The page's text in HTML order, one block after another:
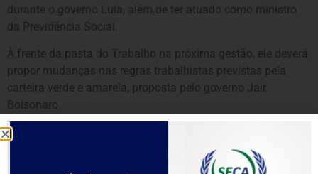
durante o governo Lula, além de ter atuado como ministro
da Previdência Social.
À frente da pasta do Trabalho na próxima gestão, ele deverá
propor mudanças nas regras trabalhistas previstas pela
carteira verde e amarela, proposta pelo governo Jair
Bolsonaro.
Marinho foi operário da Volkswagen e acumula passagem
pela Central Única dos Trabalhadores (CUT), além de ter
presidido o Sindicato dos Metalúrgicos do ABC. Hoje preside